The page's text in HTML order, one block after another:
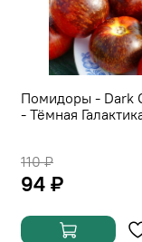
Помидоры - Dark
- Тёмная
110 ₽
94 ₽